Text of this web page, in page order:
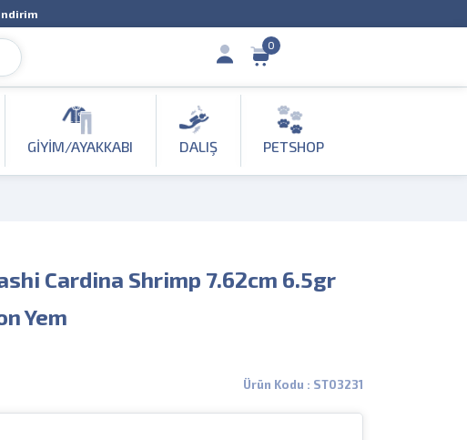
0
GIYIM/AYAKKABI DALIŞ PETSHOP
Cardina Shrimp 7.62cm 6.5gr
Yem
Ürün Kodu : ST03231